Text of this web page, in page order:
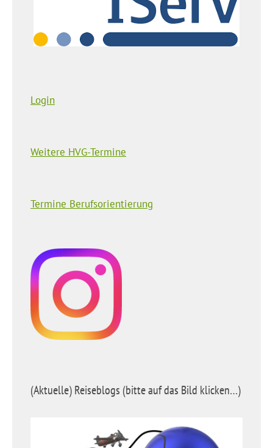
Login
Weitere HVG-Termine
Termine Berufsorientierung
(Aktuelle) Reiseblogs (bitte auf das Bild klicken…)